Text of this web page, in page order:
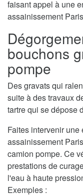
faisant appel à une
assainissement
bouchons
pompe
Des gravats qui
suite à des travaux
tartre qui se dépose
Faites intervenir
assainissement
camion pompe. Ce
prestations de
l'eau à haute
Exemples :